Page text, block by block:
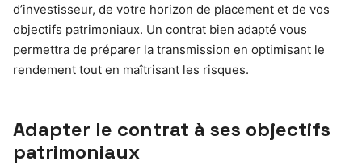
d’investisseur, de votre horizon de placement et de vos
objectifs patrimoniaux. Un contrat bien adapté vous
permettra de préparer la transmission en optimisant le
rendement tout en maîtrisant les risques.
Adapter le contrat à ses objectifs
patrimoniaux